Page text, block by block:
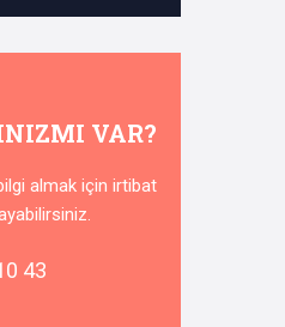
VAR?
almak için irtibat
43